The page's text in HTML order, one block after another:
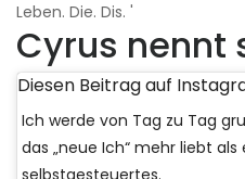
Leben. Die. Dis. '
Cyrus nennt
Diesen Beitrag auf
Ich werde von Tag zu Tag
das „neue Ich“ mehr liebt
selbstgesteuertes.